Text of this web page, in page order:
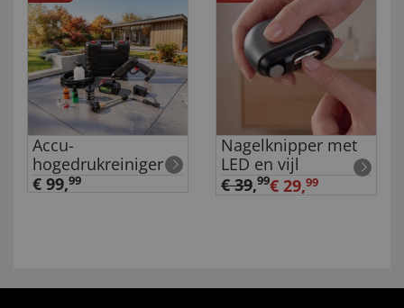
Accu-
hogedrukreiniger
€ 99,99
Nagelknipper met
LED en vijl
€ 39,99€ 29,99